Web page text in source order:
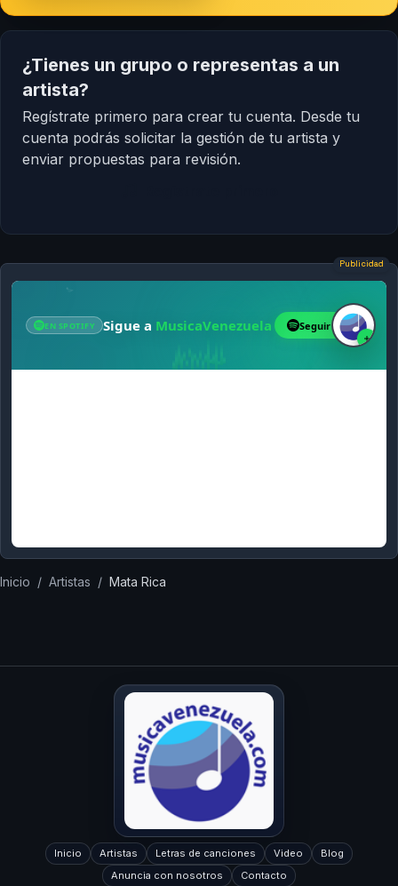
¿Tienes un grupo o representas a un
artista?
Regístrate primero para crear tu cuenta. Desde tu
cuenta podrás solicitar la gestión de tu artista y
enviar propuestas para revisión.
Publicidad
Inicio / Artistas / Mata Rica
Inicio Artistas Letras de canciones Video
Blog
Anuncia con nosotros
Contacto